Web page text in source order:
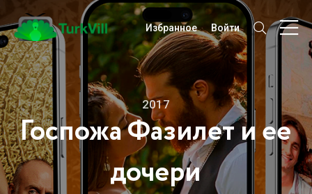
Избранное Войти
Госпожа Фазилет и ее
дочери
2017